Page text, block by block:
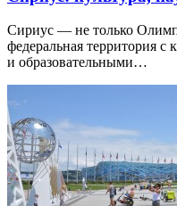
Сириус — не только
федеральная территория
и образовательными…